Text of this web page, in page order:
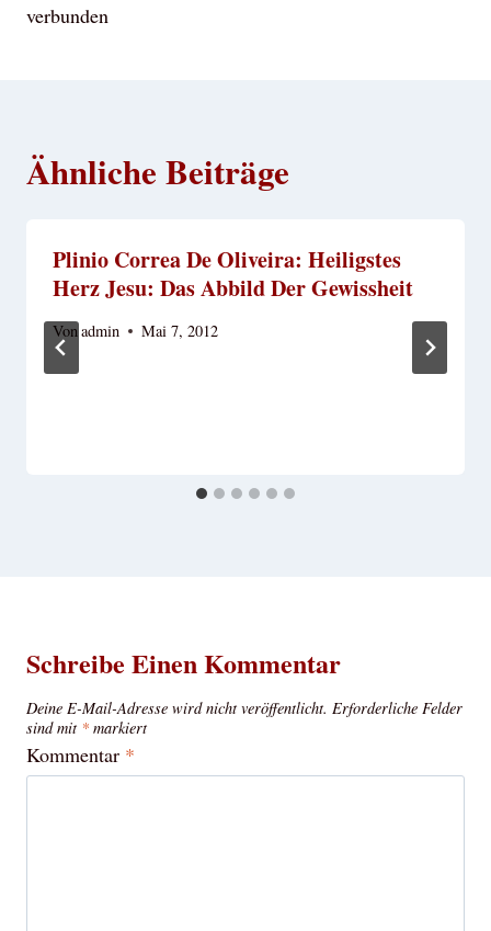
verbunden
Ähnliche Beiträge
Plinio Correa De Oliveira: Heiligstes
Herz Jesu: Das Abbild Der Gewissheit
Vonadmin Mai 7, 2012
Schreibe Einen Kommentar
Deine E-Mail-Adresse wird nicht veröffentlicht. Erforderliche Felder
sind mit * markiert
Kommentar *